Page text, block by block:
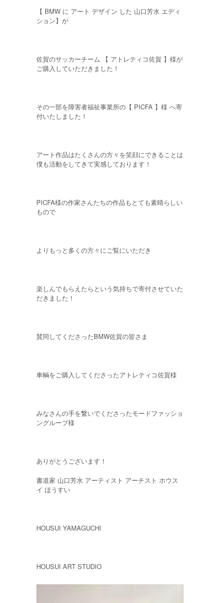
【 BMW に アート デザイン した 山口芳水 エディ
ション】が
佐賀のサッカーチーム 【 アトレティコ佐賀 】様が
ご購入していただきました！
その一部を障害者福祉事業所の【 PICFA 】様 へ寄
付いたしました！
アート作品はたくさんの方々を笑顔にできることは
僕も活動をしてきて実感しております！
PICFA様の作家さんたちの作品もとても素晴らしい
もので
よりもっと多くの方々にご覧にいただき
楽しんでもらえたらという気持ちで寄付させていた
だきました！
賛同してくださったBMW佐賀の皆さま
車輌をご購入してくださったアトレティコ佐賀様
みなさんの手を繋いでくださったモードファッショ
ングループ様
ありがとうございます！
書道家 山口芳水 アーティスト アーチスト ホウス
イ ほうすい
HOUSUI YAMAGUCHI
HOUSUI ART STUDIO